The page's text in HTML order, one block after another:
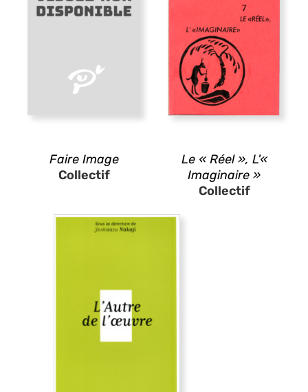
Faire Image
Collectif
Le « Réel », L'«
Imaginaire »
Collectif